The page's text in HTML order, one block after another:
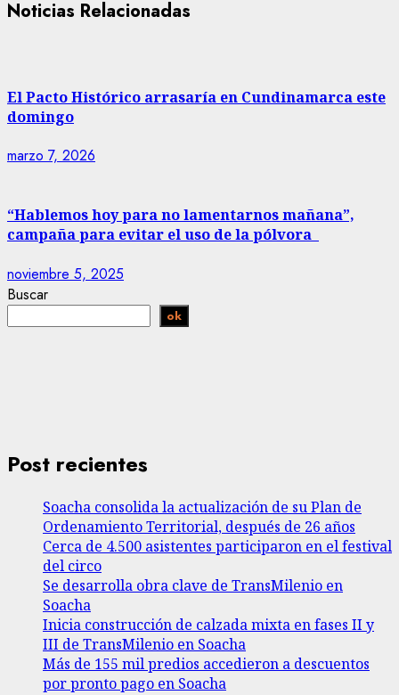
Noticias Relacionadas
El Pacto Histórico arrasaría en Cundinamarca este
domingo
marzo 7, 2026
“Hablemos hoy para no lamentarnos mañana”,
campaña para evitar el uso de la pólvora
noviembre 5, 2025
Buscar
ok
Post recientes
Soacha consolida la actualización de su Plan de
Ordenamiento Territorial, después de 26 años
Cerca de 4.500 asistentes participaron en el festival
del circo
Se desarrolla obra clave de TransMilenio en
Soacha
Inicia construcción de calzada mixta en fases II y
III de TransMilenio en Soacha
Más de 155 mil predios accedieron a descuentos
por pronto pago en Soacha